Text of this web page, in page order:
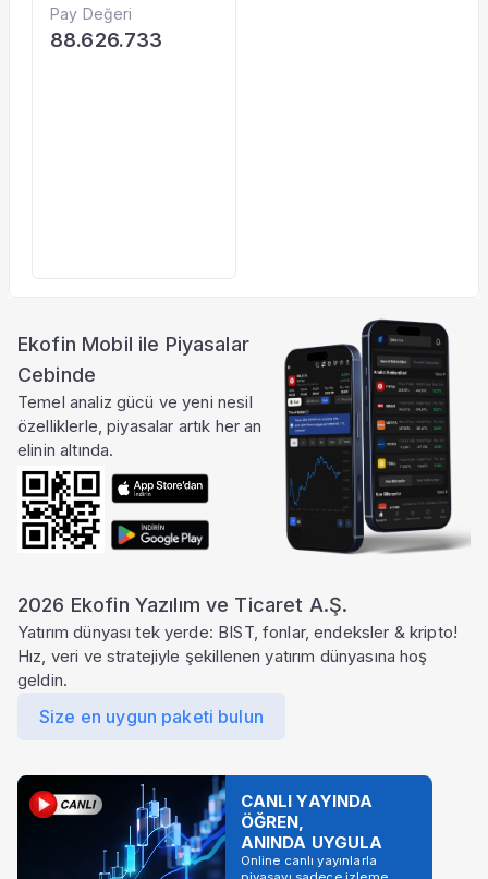
Pay Değeri
88.626.733
Ekofin Mobil ile Piyasalar
Cebinde
Temel analiz gücü ve yeni nesil
özelliklerle, piyasalar artık her an
elinin altında.
2026 Ekofin Yazılım ve Ticaret A.Ş.
Yatırım dünyası tek yerde: BIST, fonlar, endeksler & kripto!
Hız, veri ve stratejiyle şekillenen yatırım dünyasına hoş
geldin.
Size en uygun paketi bulun
CANLI YAYINDA
ÖĞREN,
ANINDA UYGULA
Online canlı yayınlarla